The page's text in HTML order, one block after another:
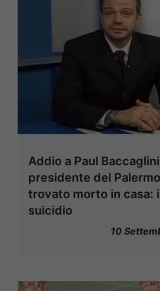
Addio a Paul
presidente del
trovato morto in casa:
suicidio
10